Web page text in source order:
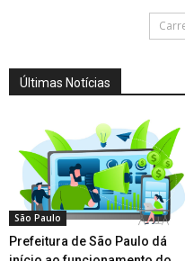
Últimas Notícias
São Paulo
Prefeitura de São Paulo dá